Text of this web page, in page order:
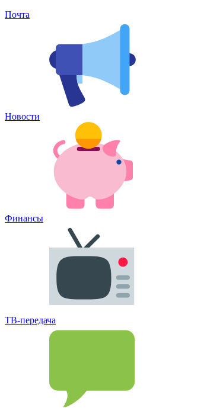
Почта
Новости
Финансы
ТВ-передача